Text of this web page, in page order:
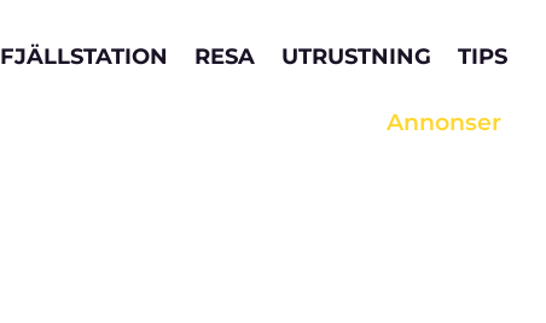
FJÄLLSTATION RESA UTRUSTNING TIPS
Annonser
ett köp, kan vi erhålla en provision.